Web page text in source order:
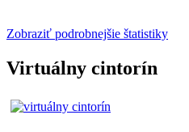
Zobraziť podrobnejšie štatistiky
Virtuálny cintorín